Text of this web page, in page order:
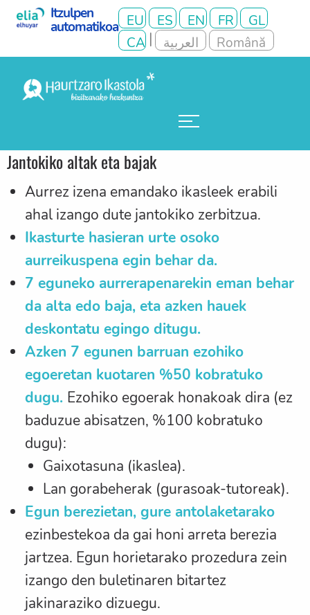
Jantokiko altak eta bajak
Aurrez izena emandako ikasleek erabili
ahal izango dute jantokiko zerbitzua.
Ikasturte hasieran urte osoko
aurreikuspena egin behar da.
7 eguneko aurrerapenarekin eman behar
da alta edo baja, eta azken hauek
deskontatu egingo ditugu.
Azken 7 egunen barruan ezohiko
egoeretan kuotaren %50 kobratuko
dugu. Ezohiko egoerak honakoak dira (ez
baduzue abisatzen, %100 kobratuko
dugu):
Gaixotasuna (ikaslea).
Lan gorabeherak (gurasoak-tutoreak).
Egun berezietan, gure antolaketarako
ezinbestekoa da gai honi arreta berezia
jartzea. Egun horietarako prozedura zein
izango den buletinaren bitartez
jakinaraziko dizuegu.